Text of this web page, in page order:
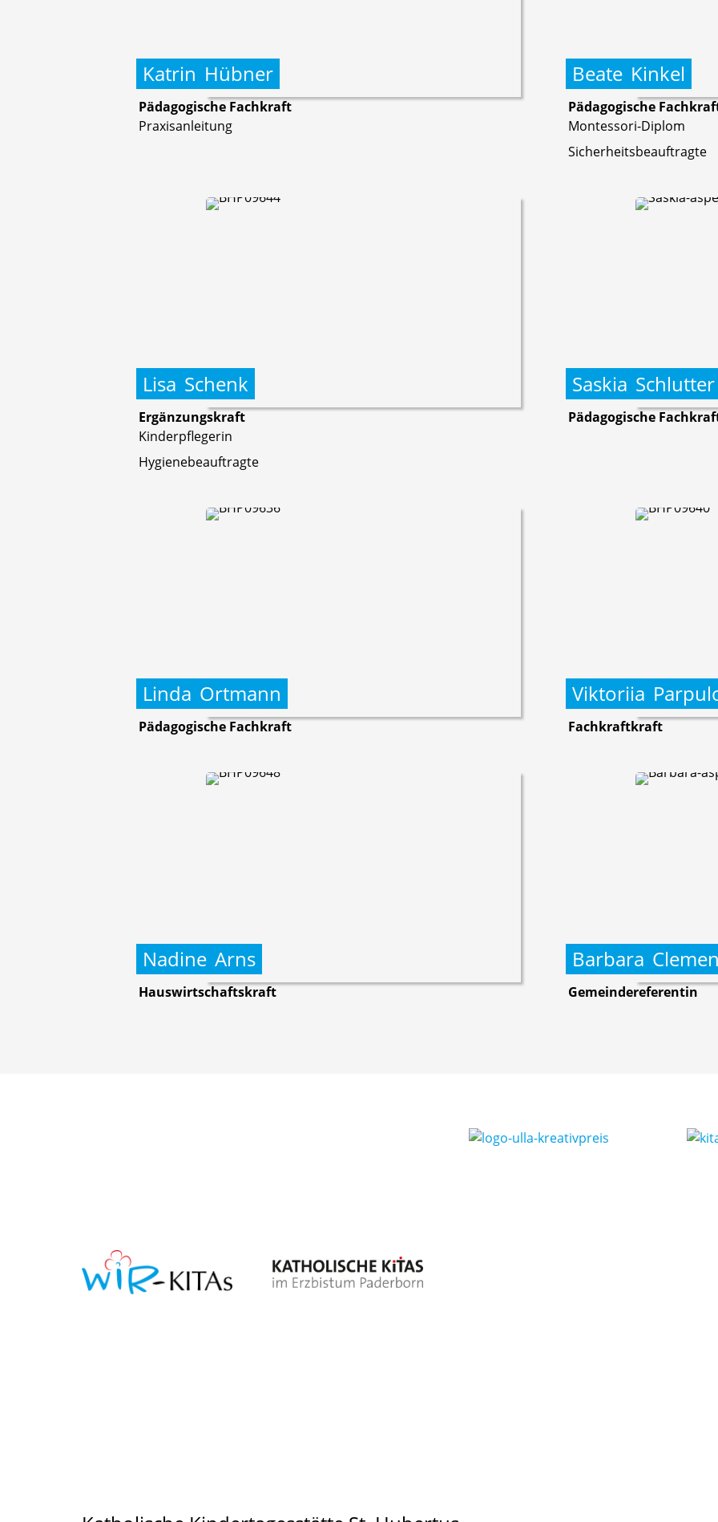
Katrin Hübner
Pädagogische Fachkraft
Praxisanleitung
Beate Kinkel
Pädagogische
Montessori-Diplom
Sicherheitsbeauftragte
Lisa Schenk
Ergänzungskraft
Kinderpflegerin
Hygienebeauftragte
Saskia Schlutter
Pädagogische
Linda Ortmann
Pädagogische Fachkraft
Viktoriia
Fachkraftkraft
Nadine Arns
Hauswirtschaftskraft
Barbara
Gemeindereferentin